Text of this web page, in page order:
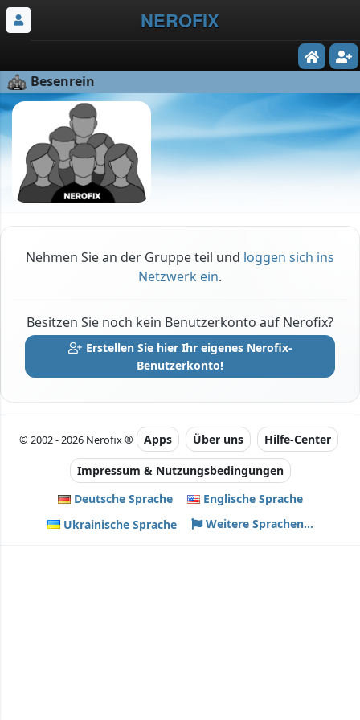
NEROFIX
Besenrein
Nehmen Sie an der Gruppe teil und loggen sich ins
Netzwerk ein.
Besitzen Sie noch kein Benutzerkonto auf Nerofix?
Erstellen Sie hier Ihr eigenes Nerofix-
Benutzerkonto!
© 2002 - 2026 Nerofix ® Apps Über uns Hilfe-Center
Impressum & Nutzungsbedingungen
Deutsche Sprache
Englische Sprache
Ukrainische Sprache
Weitere Sprachen...